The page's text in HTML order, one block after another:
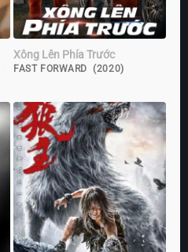
Xông Lên Phía Trước
FAST FORWARD (2020)